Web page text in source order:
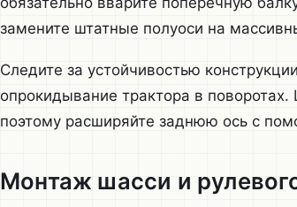
замените штатные полуоси на
Следите за устойчивостью
опрокидывание трактора в
поэтому расширяйте заднюю ось с
Монтаж шасси и